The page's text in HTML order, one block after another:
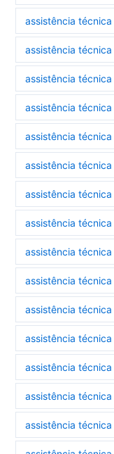
assistência
assistência
assistência
assistência
assistência
assistência
assistência
assistência
assistência
assistência
assistência
assistência
assistência
assistência
assistência